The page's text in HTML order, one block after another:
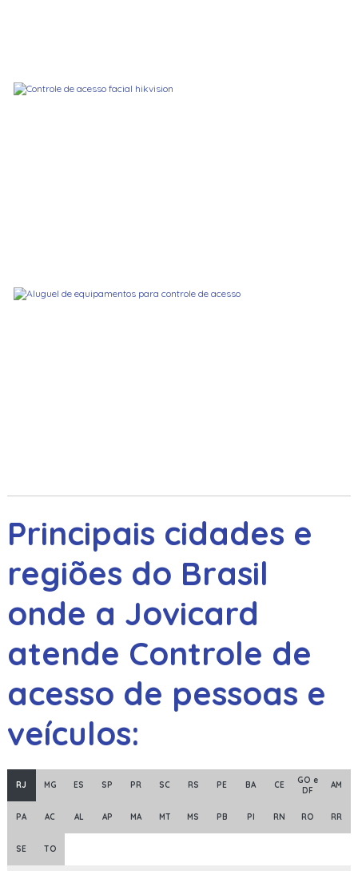
Principais cidades e
regiões do Brasil
onde a Jovicard
atende Controle de
acesso de pessoas e
veículos:
RJ MG ES SP PR SC RS PE BA CE
GO e
DF
AM
PA AC AL AP MA MT MS PB PI RN RO RR
SE TO